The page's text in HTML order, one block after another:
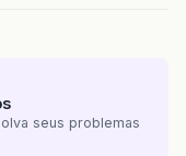
seus problemas